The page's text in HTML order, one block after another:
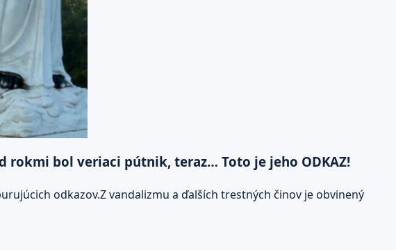
rokmi bol veriaci pútnik, teraz… Toto je jeho ODKAZ!
odkazov.Z vandalizmu a ďalších trestných činov je obvinený